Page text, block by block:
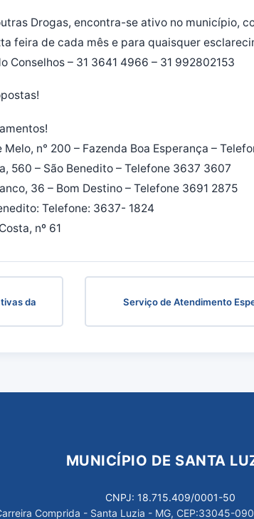
Drogas, encontra-se ativo no município,
feira de cada mês e para quaisquer
Conselhos – 31 3641 4966 – 31 992802153
Melo, n° 200 – Fazenda Boa Esperança –
560 – São Benedito – Telefone 3637 3607
36 – Bom Destino – Telefone 3691 2875
Telefone: 3637- 1824
nº 61
da
Serviço de Atendimento
MUNICÍPIO DE SANTA
CNPJ: 18.715.409/0001-50
Comprida - Santa Luzia - MG, CEP:33045-